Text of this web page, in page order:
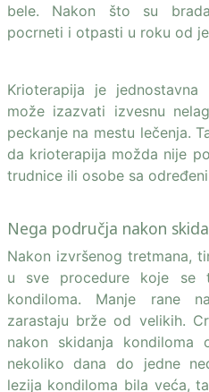
bele. Nakon što su
pocrneti i otpasti u roku od
Krioterapija je
može izazvati izvesnu
peckanje na mestu lečenja.
da krioterapija možda nije
trudnice ili osobe sa
Nega područja nakon
Nakon izvršenog tretmana,
u sve procedure koje se
kondiloma. Manje rane
zarastaju brže od velikih.
nakon skidanja
nekoliko dana do jedne
lezija kondiloma bila veća,